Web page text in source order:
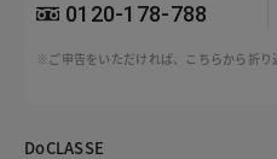
0120-178-788
※ご申告をいただければ、こちらから折り
DoCLASSE